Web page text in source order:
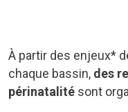
À partir des enjeux*
chaque bassin, des
périnatalité sont